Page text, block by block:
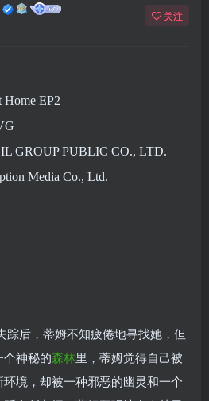
关注
EP2
GROUP PUBLIC CO., LTD.
Media Co., Ltd.
，蒂姆不知疲倦地寻找她，但
神秘的森林里，蒂姆觉得自己被
境，却被一种邪恶的幽灵和一个